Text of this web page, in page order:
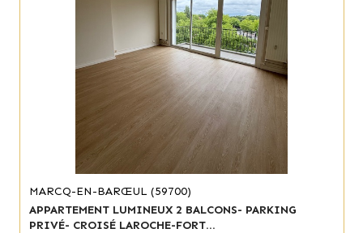
MARCQ-EN-BARŒUL (59700)
APPARTEMENT LUMINEUX 2 BALCONS- PARKING
PRIVÉ- CROISÉ LAROCHE-FORT...